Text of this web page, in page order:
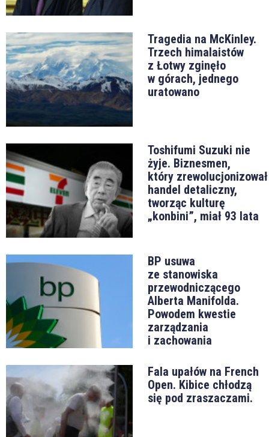
Tragedia na McKinley.
Trzech himalaistów
z Łotwy zginęło
w górach, jednego
uratowano
Toshifumi Suzuki nie
żyje. Biznesmen,
który zrewolucjonizował
handel detaliczny,
tworząc kulturę
„konbini”, miał 93 lata
BP usuwa
ze stanowiska
przewodniczącego
Alberta Manifolda.
Powodem kwestie
zarządzania
i zachowania
Fala upałów na French
Open. Kibice chłodzą
się pod zraszaczami.